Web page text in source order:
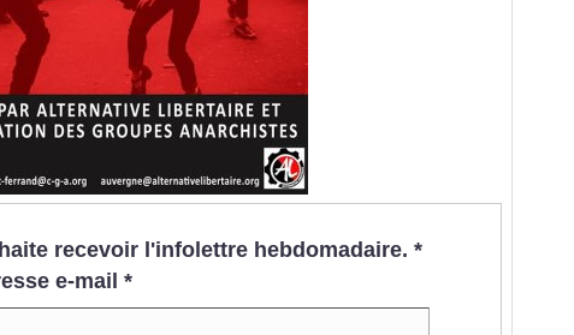
recevoir l'infolettre hebdomadaire. *
e-mail *